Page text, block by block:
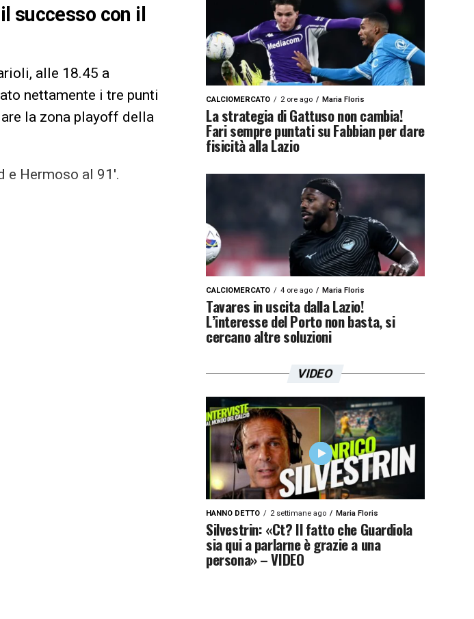
successo con il
alle 18.45 a
nettamente i tre punti
la zona playoff della
Hermoso al 91′.
CALCIOMERCATO 2 ore ago Maria Floris
La strategia di Gattuso non cambia!
Fari sempre puntati su Fabbian per dare
fisicità alla Lazio
CALCIOMERCATO 4 ore ago Maria Floris
Tavares in uscita dalla Lazio!
L’interesse del Porto non basta, si
cercano altre soluzioni
VIDEO
HANNO DETTO 2 settimane ago Maria Floris
Silvestrin: «Ct? Il fatto che Guardiola
sia qui a parlarne è grazie a una
persona» – VIDEO